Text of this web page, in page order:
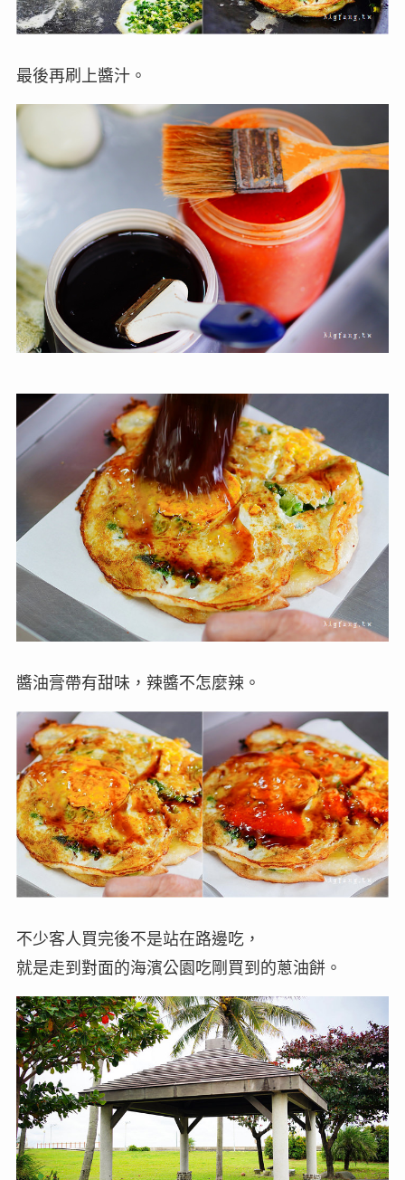
最後再刷上醬汁。
醬油膏帶有甜味，辣醬不怎麼辣。
不少客人買完後不是站在路邊吃，
就是走到對面的海濱公園吃剛買到的蔥油餅。